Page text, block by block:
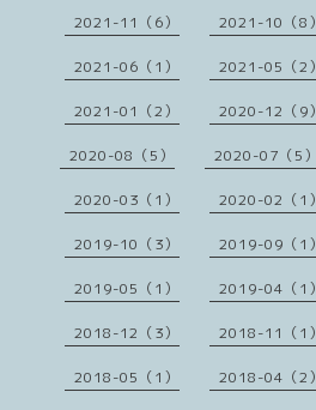
2021-11（6） 2021-10（8）
2021-06（1） 2021-05（2）
2021-01（2） 2020-12（9）
2020-08（5） 2020-07（5）
2020-03（1） 2020-02（1）
2019-10（3） 2019-09（1）
2019-05（1） 2019-04（1）
2018-12（3） 2018-11（1）
2018-05（1） 2018-04（2）